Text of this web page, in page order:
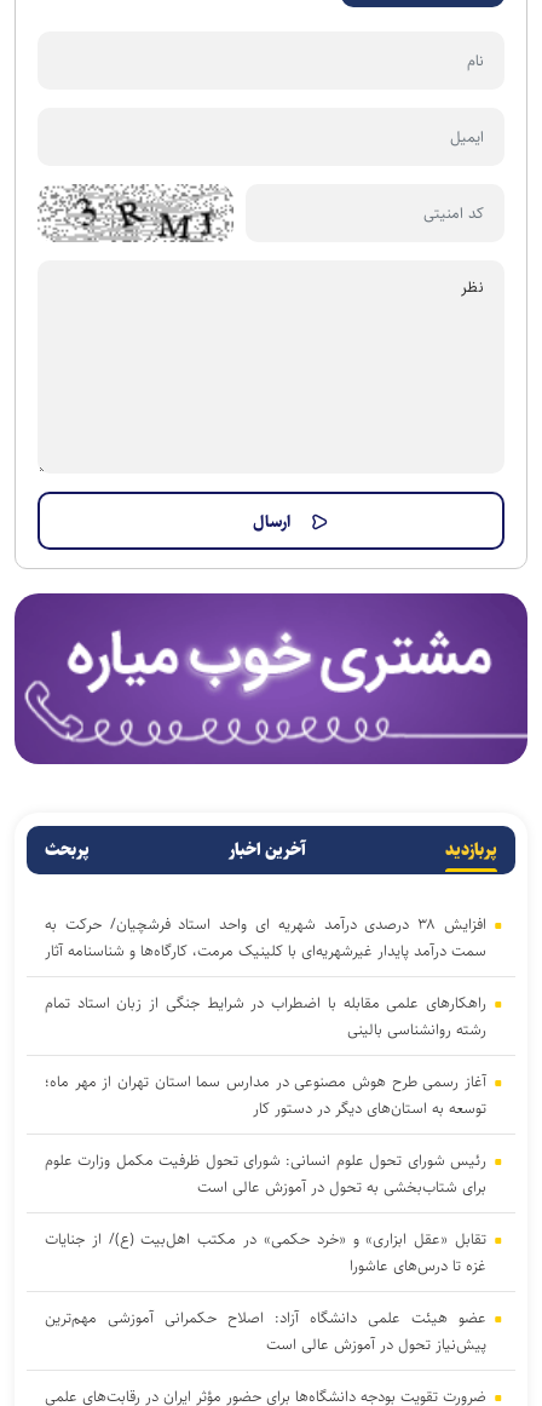
پربازدید آخرین اخبار پربحث
افزایش ۳۸ درصدی درآمد شهریه ای واحد استاد فرشچیان/ حرکت به
سمت درآمد پایدار غیرشهریه‌ای با کلینیک مرمت، کارگاه‌ها و شناسنامه آثار
راهکارهای علمی مقابله با اضطراب در شرایط جنگی از زبان استاد تمام
رشته روانشناسی بالینی
آغاز رسمی طرح هوش مصنوعی در مدارس سما استان تهران از مهر ماه؛
توسعه به استان‌های دیگر در دستور کار
رئیس شورای تحول علوم انسانی: شورای تحول ظرفیت مکمل وزارت علوم
برای شتاب‌بخشی به تحول در آموزش عالی است
تقابل «عقل ابزاری» و «خرد حکمی» در مکتب اهل‌بیت (ع)/ از جنایات
غزه تا درس‌های عاشورا
عضو هیئت علمی دانشگاه آزاد: اصلاح حکمرانی آموزشی مهم‌ترین
پیش‌نیاز تحول در آموزش عالی است
ضرورت تقویت بودجه دانشگاه‌ها برای حضور مؤثر ایران در رقابت‌های علمی